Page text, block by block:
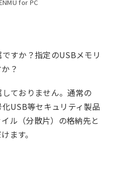
for PC
すか？指定のUSBメモリ
？
ておりません。通常の
USB等セキュリティ製品
ル（分散片）の格納先と
ます。